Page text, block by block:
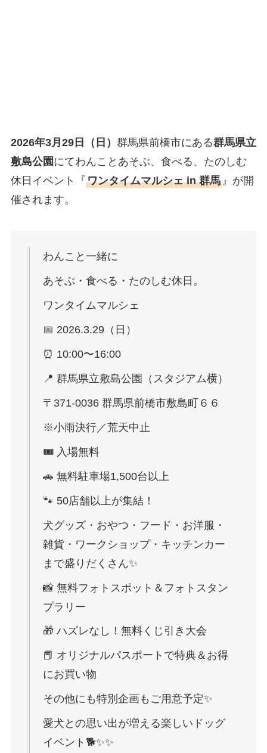
2026年3月29日（日） 群馬県前橋市にある群馬県立
敷島公園にてわんことあそぶ、食べる、たのしむ
休日イベント『ワンタイムマルシェ in 群馬』が開
催されます。
わんこと一緒に
あそぶ・食べる・たのしむ休日。
ワンタイムマルシェ
📅 2026.3.29（日）
⏰ 10:00〜16:00
📍 群馬県立敷島公園（スタジアム横）
〒371-0036 群馬県前橋市敷島町６６
※小雨決行／荒天中止
🎟 入場無料
🚗 無料駐車場1,500台以上
🐾 50店舗以上が集結！
犬グッズ・おやつ・フード・お洋服・
雑貨・ワークショップ・キッチンカー
まで盛りだくさん✨
📸 無料フォトスポット＆フォトスタン
プラリー
🎁 ハズレなし！無料くじ引き大会
📕 オリジナルパスポートで特典＆お得
にお買い物
その他にも特別企画もご用意予定✨
愛犬との思い出が増える楽しいドッグ
イベント🐕✨✨